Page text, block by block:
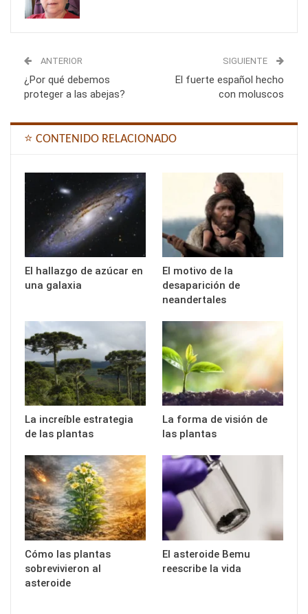
ANTERIOR
¿Por qué debemos
proteger a las abejas?
SIGUIENTE
El fuerte español hecho
con moluscos
⭐ CONTENIDO RELACIONADO
El hallazgo de azúcar en
una galaxia
El motivo de la
desaparición de
neandertales
La increíble estrategia
de las plantas
La forma de visión de
las plantas
Cómo las plantas
sobrevivieron al
asteroide
El asteroide Bemu
reescribe la vida